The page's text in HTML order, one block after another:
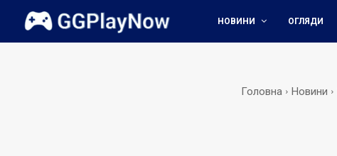
НОВИНИ ОГЛЯДИ
Головна Новини